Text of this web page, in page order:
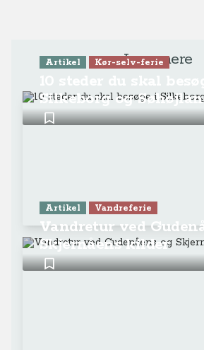
Læs mere
Artikel Kør-selv-ferie
Silkeborg og
Artikel Vandreferie
Vandretur ved
Skjernåens kilder